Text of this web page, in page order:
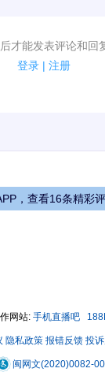
才能发表评论和回
登录 | 注册
，查看16条精彩
网站: 手机直播吧
隐私政策 报错反馈 投
闽网文(2020)0082-